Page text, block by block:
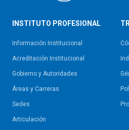
INSTITUTO PROFESIONAL
Información Institucional
Acreditación Institucional
Gobierno y Autoridades​
Áreas y Carreras
Sedes
Articulación